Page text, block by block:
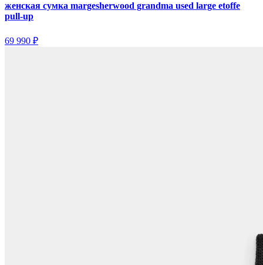
женская сумка margesherwood grandma used large etoffe
pull-up
69 990 ₽